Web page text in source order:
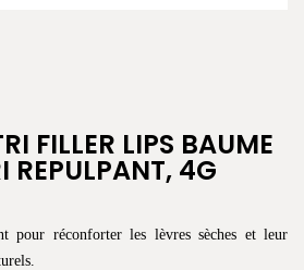
FILLER LIPS BAUME
REPULPANT, 4G
pour réconforter les lèvres sèches et leur